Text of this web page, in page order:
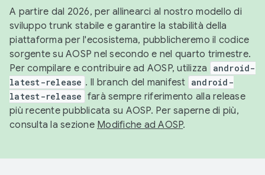
A partire dal 2026, per allinearci al nostro modello di
sviluppo trunk stabile e garantire la stabilità della
piattaforma per l'ecosistema, pubblicheremo il codice
sorgente su AOSP nel secondo e nel quarto trimestre.
Per compilare e contribuire ad AOSP, utilizza
android-
latest-release . Il branch del manifest android-
latest-release farà sempre riferimento alla release
più recente pubblicata su AOSP. Per saperne di più,
consulta la sezione Modifiche ad AOSP.